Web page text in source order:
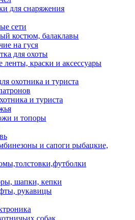
для снаряжения
сети
костюм, балаклавы
на гуся
для охоты
краски и аксессуары
охотника и туриста
и туриста
и топоры
и сапоги рыбацкие,
шапки, кепки
рукавицы
собак